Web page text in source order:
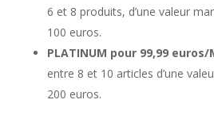
6 et 8 produits, d’une valeur
100 euros.
PLATINUM pour 99,99 euros/
entre 8 et 10 articles d’une
200 euros.